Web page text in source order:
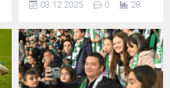
Trabzonspor, ilk iki sıradaki
yaklaştı. Beşiktaş ise liderin
9 puan gerisinde 6.
basamakta.
03.12.2025 0 28